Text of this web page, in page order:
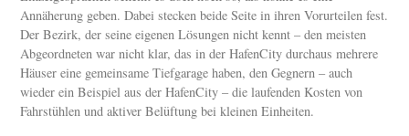
Annäherung geben. Dabei stecken beide Seite in ihren Vorurteilen fest.
Der Bezirk, der seine eigenen Lösungen nicht kennt – den meisten
Abgeordneten war nicht klar, das in der HafenCity durchaus mehrere
Häuser eine gemeinsame Tiefgarage haben, den Gegnern – auch
wieder ein Beispiel aus der HafenCity – die laufenden Kosten von
Fahrstühlen und aktiver Belüftung bei kleinen Einheiten.